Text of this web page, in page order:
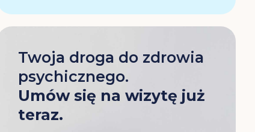
Twoja droga do zdrowia
psychicznego.
Umów się na wizytę już
teraz.